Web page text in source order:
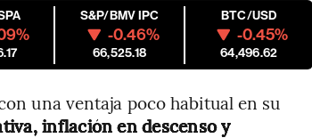
S&P/BMV IPC
-0.46%
66,525.18
BTC/USD
-0.45%
64,496.62
una ventaja poco habitual en su
inflación en descenso y